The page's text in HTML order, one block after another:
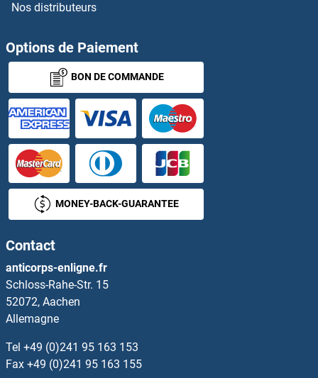
Neuroligin Y Anticorps
Neuromedin B Anticorps
Neuromedin U Anticorps
Neuronatin Anticorps
Neuropeptide B Anticorps
Neuropeptide B-29 Anticorps
Neuropeptide F Receptor Anticorps
Neurotensin Anticorps
Neurotrimin Anticorps
Nos distributeurs
Options de Paiement
BON DE COMMANDE
MONEY-BACK-GUARANTEE
Contact
anticorps-enligne.fr
Schloss-Rahe-Str. 15
52072, Aachen
Allemagne
Tel +49 (0)241 95 163 153
Fax +49 (0)241 95 163 155